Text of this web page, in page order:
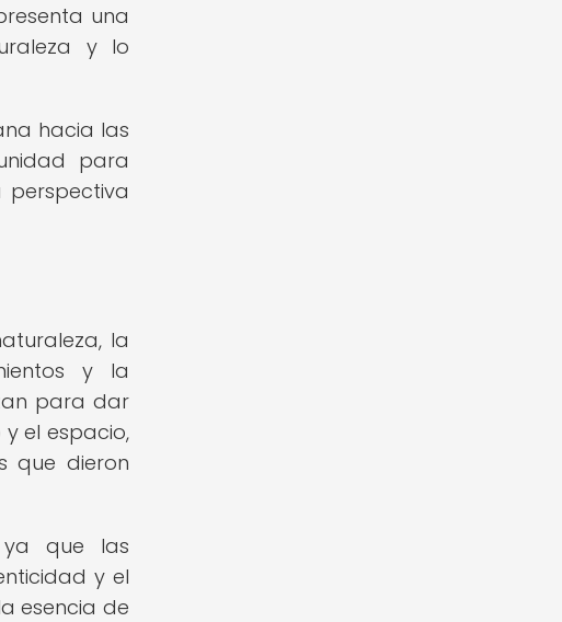
una
y lo
hacia las
para
perspectiva
la
y la
para dar
el espacio,
que dieron
que las
y el
esencia de